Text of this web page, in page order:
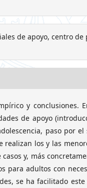
de apoyo, centro
y conclusiones.
de apoyo
paso por
los y las
y, más
para adultos con
se ha facilitado